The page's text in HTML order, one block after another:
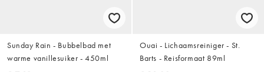
Sunday Rain - Bubbelbad met
warme vanillesuiker - 450ml
Ouai - Lichaamsreiniger - St.
Barts - Reisformaat 89ml